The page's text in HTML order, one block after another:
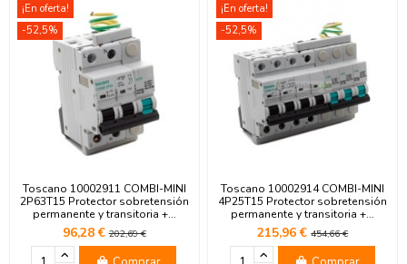
¡En oferta!
-52,5%
Toscano 10002911 COMBI-MINI
2P63T15 Protector sobretensión
permanente y transitoria +...
96,28 €202,69 €
¡En oferta!
-52,5%
Toscano 10002914 COMBI-MINI
4P25T15 Protector sobretensión
permanente y transitoria +...
215,96 €454,66 €